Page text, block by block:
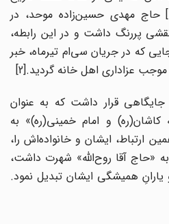
ایران شمرده می‌شد،[1] حاج مهدی حسین‌زاده موحد، در
پررنگ داشت و در این رابطه،
که در جریان سی‌ام تیرماه، خبر
عزاداری اهل خانه گردید.[2]
قرار داشت که به عنوان
و امام خمینی(ره)» به
ایشان و خانواده‌اش را،
«حاج آقا روح‌الله» شهرت داشت،
همیشگی ایشان تبدیل نمود.